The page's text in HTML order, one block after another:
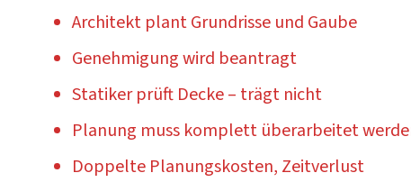
Architekt plant Grundrisse und Gaube
Genehmigung wird beantragt
Statiker prüft Decke – trägt nicht
Planung muss komplett überarbeitet
Doppelte Planungskosten, Zeitverlust